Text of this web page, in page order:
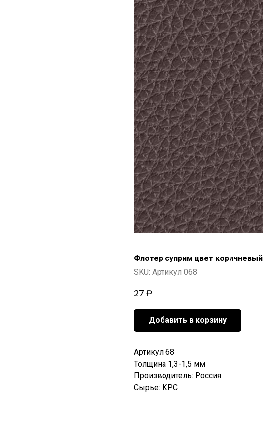
Флотер суприм цвет коричневый
SKU: Артикул 068
27 ₽
Добавить в корзину
Артикул 68
Толщина 1,3-1,5 мм
Производитель: Россия
Сырье: КРС